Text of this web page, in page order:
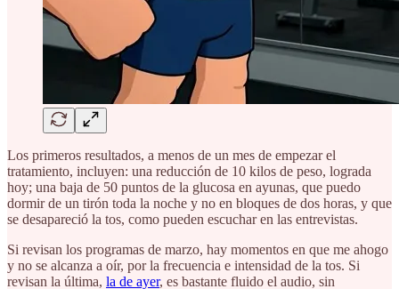
Los primeros resultados, a menos de un mes de empezar el
tratamiento, incluyen: una reducción de 10 kilos de peso, lograda
hoy; una baja de 50 puntos de la glucosa en ayunas, que puedo
dormir de un tirón toda la noche y no en bloques de dos horas, y que
se desapareció la tos, como pueden escuchar en las entrevistas.
Si revisan los programas de marzo, hay momentos en que me ahogo
y no se alcanza a oír, por la frecuencia e intensidad de la tos. Si
revisan la última, la de ayer, es bastante fluido el audio, sin